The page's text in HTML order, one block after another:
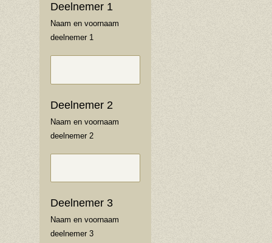
Deelnemer 1
Naam en voornaam
deelnemer 1
Deelnemer 2
Naam en voornaam
deelnemer 2
Deelnemer 3
Naam en voornaam
deelnemer 3